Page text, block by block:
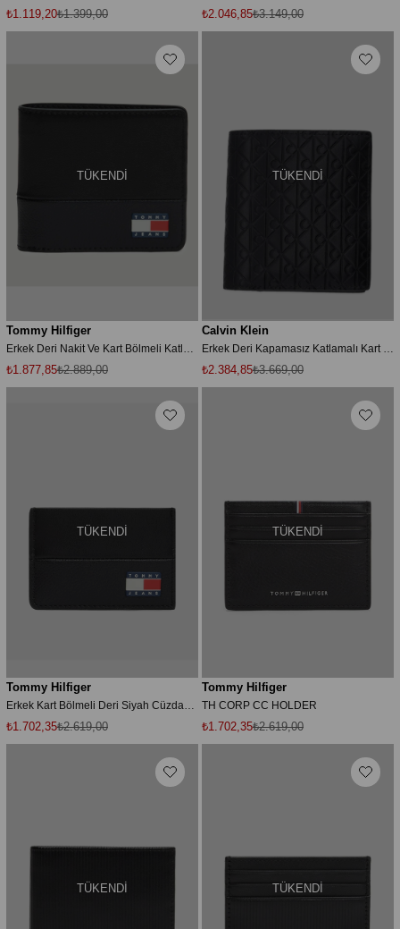
₺1.119,20₺1.399,00 ₺2.046,85₺3.149,00
TÜKENDI
Tommy Hilfiger
Erkek Deri Nakit Ve Kart Bölmeli Katlanabilir Siyah Cüzdan AM0AM13865-BDS
₺1.877,85₺2.889,00
TÜKENDI
Calvin Klein
Erkek Deri Kapamasız Katlamalı Kart Bölmeli CK Desen Siyah Cüzdan LV04D1127G-UB1
₺2.384,85₺3.669,00
TÜKENDI
Tommy Hilfiger
₺1.702,35₺2.619,00
TÜKENDI
Tommy Hilfiger
TH CORP CC HOLDER
₺1.702,35₺2.619,00
TÜKENDI TÜKENDI